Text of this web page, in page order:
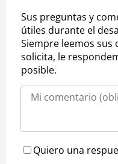
Sus preguntas y
útiles durante el
Siempre leemos sus
solicita, le
posible.
Quiero una